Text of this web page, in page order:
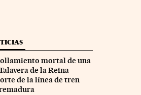
mortal de una
de la Reina
de la línea de tren